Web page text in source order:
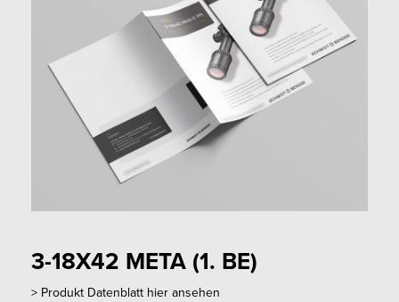
3-18X42 META (1. BE)
> Produkt Datenblatt hier ansehen